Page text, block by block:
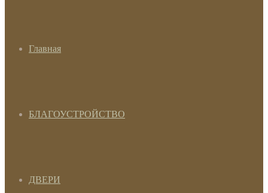
Главная
БЛАГОУСТРОЙСТВО
ДВЕРИ